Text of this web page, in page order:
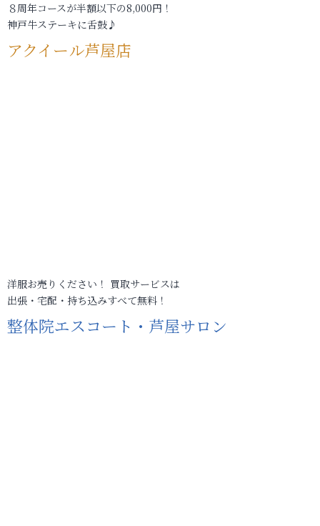
８周年コースが半額以下の8,000円！
神戸牛ステーキに舌鼓♪
アクイール芦屋店
洋服お売りください！ 買取サービスは
出張・宅配・持ち込みすべて無料！
整体院エスコート・芦屋サロン